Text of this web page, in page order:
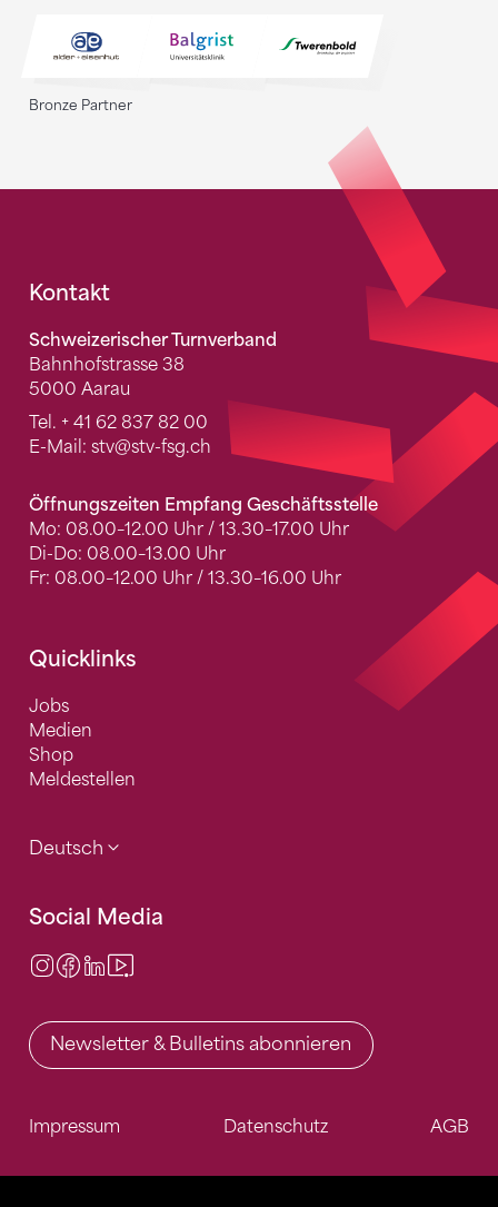
Bronze Partner
Fusszeile
Kontakt
Schweizerischer Turnverband
Bahnhofstrasse 38
5000 Aarau
Tel. + 41 62 837 82 00
E-Mail: stv@stv-fsg.ch
Öffnungszeiten Empfang Geschäftsstelle
Mo: 08.00–12.00 Uhr / 13.30–17.00 Uhr
Di-Do: 08.00–13.00 Uhr
Fr: 08.00–12.00 Uhr / 13.30–16.00 Uhr
Quicklinks
Jobs
Medien
Shop
Meldestellen
Deutsch
Social Media
Instagram
Facebook
LinkedIn
Newsletter & Bulletins abonnieren
Impressum Datenschutz AGB